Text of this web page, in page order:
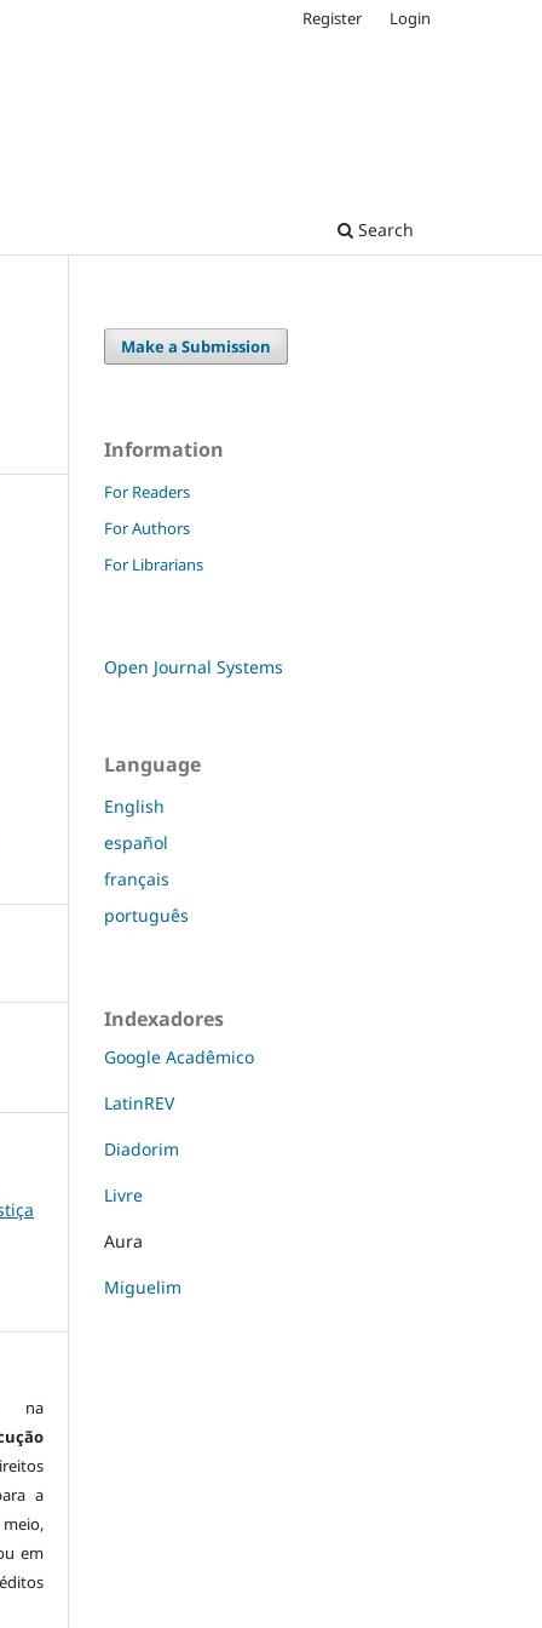
Search
Register Login
na
a
em
Make a Submission
Information
For Readers
For Authors
For Librarians
Open Journal Systems
Language
English
español
français
português
Indexadores
Google Acadêmico
LatinREV
Diadorim
Livre
Aura
Miguelim